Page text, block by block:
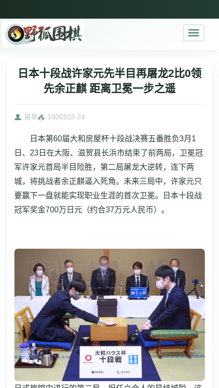
Toggle
日本十段战许家元先半目再屠龙2比0领
先余正麒 距离卫冕一步之遥
易非 1000103-24
日本第60届大和房屋杯十段战决赛五番胜负3月1
日、23日在大阪、滋贺县长浜市结束了前两局，卫冕冠
军许家元首局半目险胜，第二局屠龙大逆转，连下两
城，将挑战者余正麒逼入死角。未来三局中，许家元只
要赢下一盘就能实现职业生涯的首次卫冕。日本十段战
冠军奖金700万日元（约合37万元人民币）。